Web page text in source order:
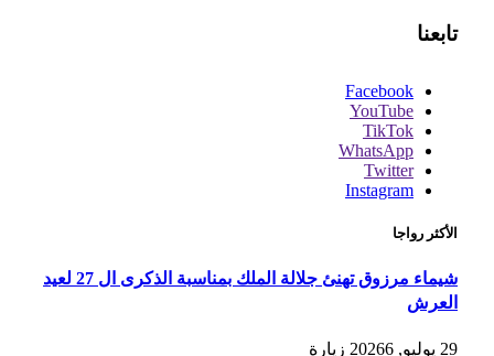
تابعنا
Facebook
YouTube
TikTok
WhatsApp
Twitter
Instagram
الأكثر رواجا
شيماء مرزوق تهنئ جلالة الملك بمناسبة الذكرى ال 27 لعيد
العرش
29 يوليو, 2026 6 زيارة